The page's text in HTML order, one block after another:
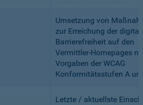
Umsetzung von
zur Erreichung der
Barrierefreiheit auf den
Vermittler-Homepages
Vorgaben der WCAG
Konformitätsstufen A
Letzte / aktuellste